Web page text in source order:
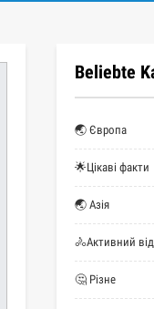
Beliebte
🌏 Європа
🌟Цікаві факти
🌏 Азія
🚴Активний
🤔 Різне